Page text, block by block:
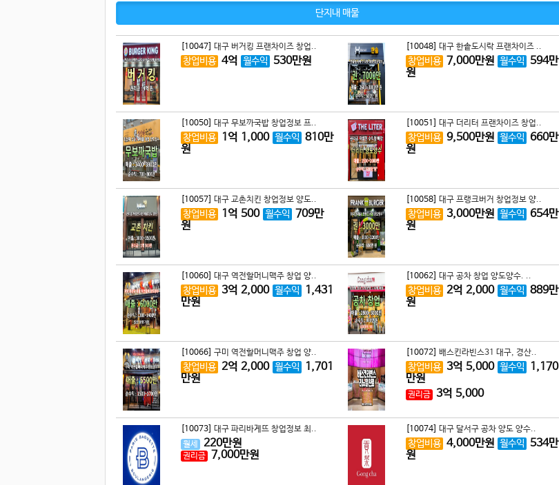
단지내 매물
[10047] 대구 버거킹 프랜차이즈 창업..
창업비용 4억 월수익 530만원
[10048] 대구 한솥도시락 프랜차이즈 ..
창업비용 7,000만원 월수익 594만
원
[10050] 대구 무보까국밥 창업정보 프..
창업비용 1억 1,000 월수익 810만
원
[10051] 대구 더리터 프랜차이즈 창업..
창업비용 9,500만원 월수익 660만
원
[10057] 대구 교촌치킨 창업정보 양도..
창업비용 1억 500 월수익 709만
원
[10058] 대구 프랭크버거 창업정보 양..
창업비용 3,000만원 월수익 654만
원
[10060] 대구 역전할머니맥주 창업 양..
창업비용 3억 2,000 월수익
1,431
만원
[10062] 대구 공차 창업 양도양수. ..
창업비용 2억 2,000 월수익 889만
원
[10066] 구미 역전할머니맥주 창업 양..
창업비용 2억 2,000 월수익
1,701
만원
[10072] 배스킨라빈스31 대구, 경산..
창업비용 3억 5,000 월수익
1,170
만원
권리금 3억 5,000
[10073] 대구 파리바게뜨 창업정보 최..
월세
220만원
권리금 7,000만원
[10074] 대구 달서구 공차 양도 양수..
창업비용 4,000만원 월수익 534만
원